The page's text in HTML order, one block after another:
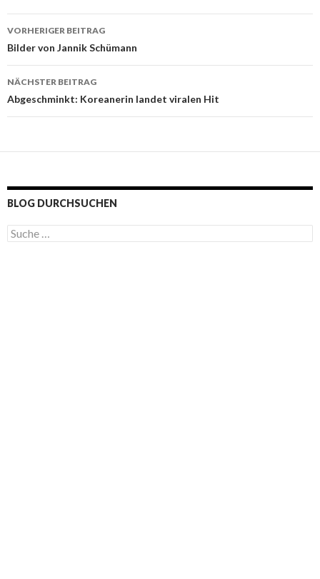
Beitragsnavigation
VORHERIGER BEITRAG
Bilder von Jannik Schümann
NÄCHSTER BEITRAG
Abgeschminkt: Koreanerin landet viralen Hit
BLOG DURCHSUCHEN
S
u